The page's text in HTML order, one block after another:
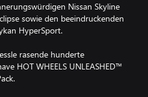
Nissan Skyline
sowie den beeindruckenden
HyperSport.
rasende hunderte
HOT WHEELS UNLEASHED™